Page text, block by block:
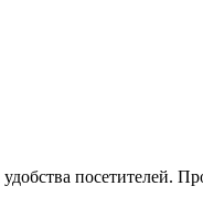
посетителей.